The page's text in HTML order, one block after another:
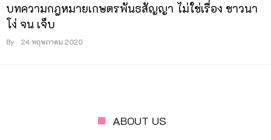
บทความกฎหมายเกษตรพันธสัญญา ไม่ใช่เรื่อง ชาวนา
โง่ จน เจ็บ
By 24 พฤษภาคม 2020
ABOUT US